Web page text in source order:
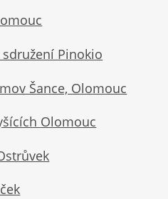
sdružení Pinokio
Šance, Olomouc
Olomouc